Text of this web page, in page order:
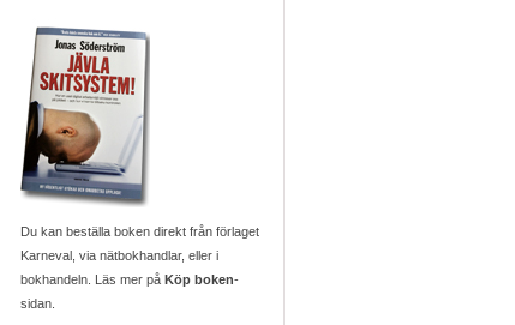
Du kan beställa boken direkt från förlaget
Karneval, via nätbokhandlar, eller i
bokhandeln. Läs mer på Köp boken-
sidan.